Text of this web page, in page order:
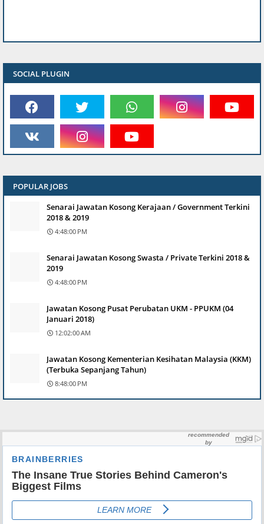
SOCIAL PLUGIN
POPULAR JOBS
Senarai Jawatan Kosong Kerajaan / Government Terkini
2018 & 2019
4:48:00 PM
Senarai Jawatan Kosong Swasta / Private Terkini 2018 &
2019
4:48:00 PM
Jawatan Kosong Pusat Perubatan UKM - PPUKM (04
Januari 2018)
12:02:00 AM
Jawatan Kosong Kementerian Kesihatan Malaysia (KKM)
(Terbuka Sepanjang Tahun)
8:48:00 PM